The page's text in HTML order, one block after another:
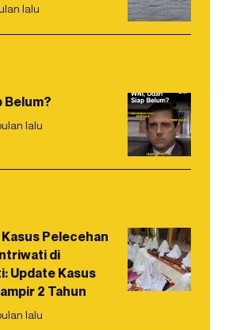
lalu
Belum?
lalu
Kasus Pelecehan
di
Update Kasus
2 Tahun
lalu